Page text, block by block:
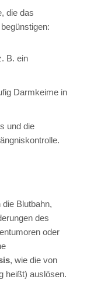
die das
B. ein
Darmkeime in
und die
Blutbahn,
des
oder
, wie die von
heißt) auslösen.